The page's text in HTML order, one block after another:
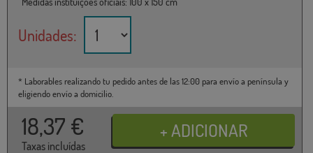
Unidades:
* Laborables realizando tu pedido antes de las 12:00 para envío a península y
eligiendo envío a domicilio.
18,37 €
Taxas incluídas